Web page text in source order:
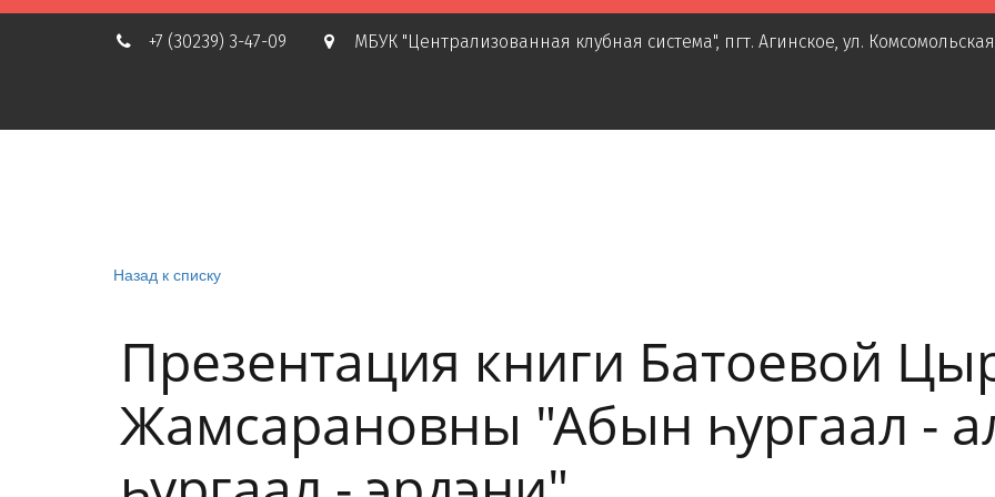
+7 (30239) 3-47-09 МБУК "Централизованная клубная система", пгт. Агинское, ул.
Назад к списку
Презентация книги Батоевой
Жамсарановны "Абын һургаал -